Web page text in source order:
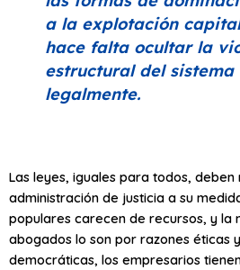
a la explotación
hace falta ocultar la
estructural del
legalmente.
Las leyes, iguales para todos, deben
administración de justicia a su
populares carecen de recursos, y la
abogados lo son por razones éticas
democráticas, los empresarios